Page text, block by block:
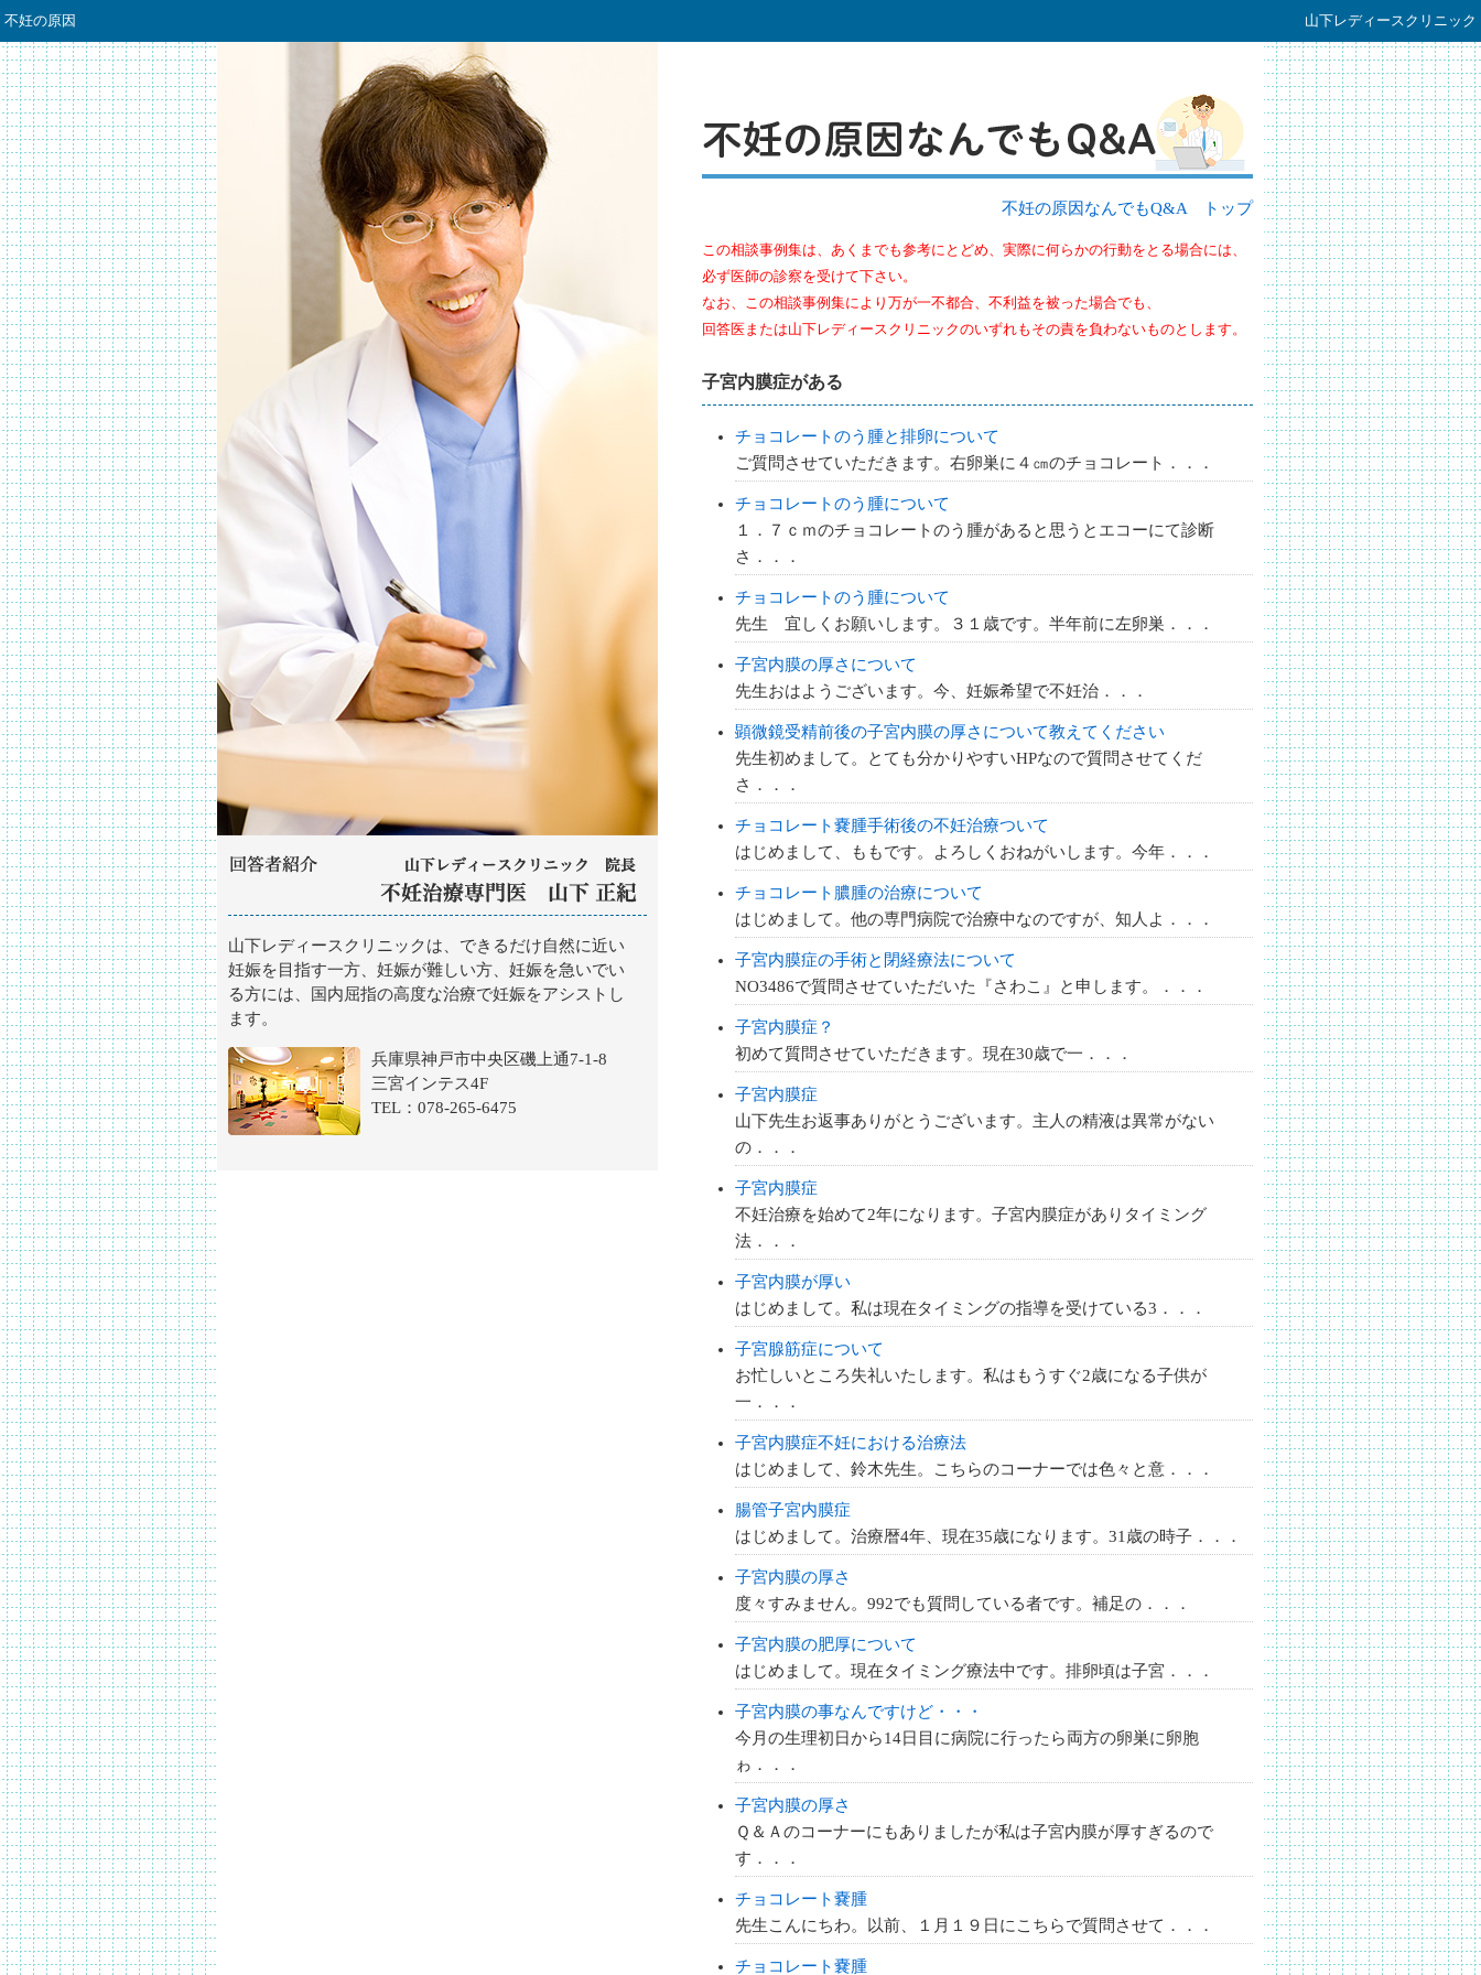
不妊の原因 山下レディースクリニック
不妊の原因なんでもQ&A トップ
この相談事例集は、あくまでも参考にとどめ、実際に何らかの行動をとる場合には、
必ず医師の診察を受けて下さい。
なお、この相談事例集により万が一不都合、不利益を被った場合でも、
回答医または山下レディースクリニックのいずれもその責を負わないものとします。
子宮内膜症がある
チョコレートのう腫と排卵について
ご質問させていただきます。右卵巣に４㎝のチョコレート．．．
チョコレートのう腫について
１．７ｃｍのチョコレートのう腫があると思うとエコーにて診断
さ．．．
チョコレートのう腫について
先生 宜しくお願いします。３１歳です。半年前に左卵巣．．．
子宮内膜の厚さについて
先生おはようございます。今、妊娠希望で不妊治．．．
顕微鏡受精前後の子宮内膜の厚さについて教えてください
先生初めまして。とても分かりやすいHPなので質問させてくだ
さ．．．
チョコレート嚢腫手術後の不妊治療ついて
はじめまして、ももです。よろしくおねがいします。今年．．．
チョコレート膿腫の治療について
はじめまして。他の専門病院で治療中なのですが、知人よ．．．
子宮内膜症の手術と閉経療法について
NO3486で質問させていただいた『さわこ』と申します。．．．
子宮内膜症？
初めて質問させていただきます。現在30歳で一．．．
子宮内膜症
山下先生お返事ありがとうございます。主人の精液は異常がない
の．．．
子宮内膜症
不妊治療を始めて2年になります。子宮内膜症がありタイミング
法．．．
子宮内膜が厚い
はじめまして。私は現在タイミングの指導を受けている3．．．
子宮腺筋症について
お忙しいところ失礼いたします。私はもうすぐ2歳になる子供が
一．．．
子宮内膜症不妊における治療法
はじめまして、鈴木先生。こちらのコーナーでは色々と意．．．
腸管子宮内膜症
はじめまして。治療暦4年、現在35歳になります。31歳の時子．．．
子宮内膜の厚さ
度々すみません。992でも質問している者です。補足の．．．
子宮内膜の肥厚について
はじめまして。現在タイミング療法中です。排卵頃は子宮．．．
子宮内膜の事なんですけど・・・
今月の生理初日から14日目に病院に行ったら両方の卵巣に卵胞
ゎ．．．
子宮内膜の厚さ
Ｑ＆Ａのコーナーにもありましたが私は子宮内膜が厚すぎるので
す．．．
チョコレート嚢腫
先生こんにちわ。以前、１月１９日にこちらで質問させて．．．
チョコレート嚢腫